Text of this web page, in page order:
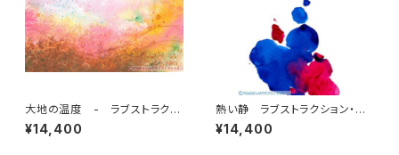
大地の温度 - ラブストラクシ
ョン・アート 7 by 仲丸友恵
¥14,400
熱い静 ラブストラクション・ア
ート 10 by 仲丸友恵
¥14,400